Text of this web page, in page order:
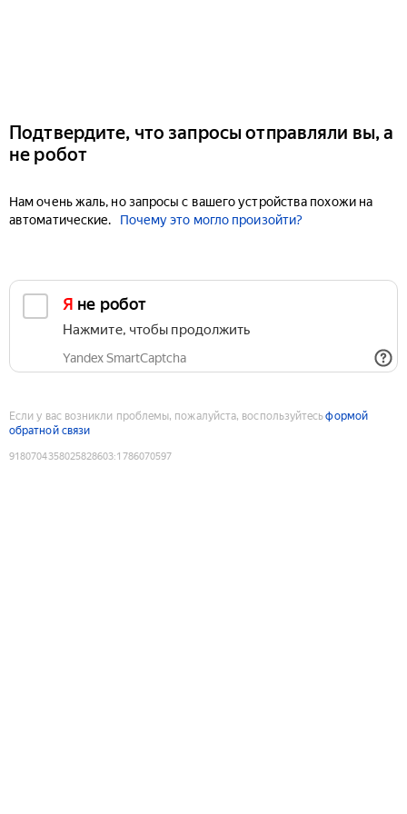
Подтвердите, что запросы отправляли вы, а
не робот
Нам очень жаль, но запросы с вашего устройства похожи на
автоматические.
Почему это могло произойти?
Я не робот
Нажмите, чтобы продолжить
Yandex SmartCaptcha
Если у вас возникли проблемы, пожалуйста, воспользуйтесьформой
обратной связи
9180704358025828603:1786070597